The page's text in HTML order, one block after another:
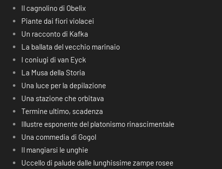
Il cagnolino di Obelix
Piante dai fiori violacei
Un racconto di Kafka
La ballata del vecchio marinaio
I coniugi di van Eyck
La Musa della Storia
Una luce per la depilazione
Una stazione che orbitava
Termine ultimo, scadenza
Illustre esponente del platonismo rinascimentale
Una commedia di Gogol
Il mangiarsi le unghie
Uccello di palude dalle lunghissime zampe rosee